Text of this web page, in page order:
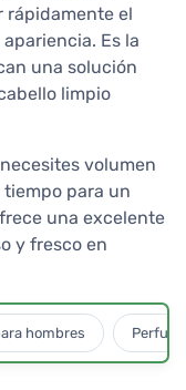
rápidamente el
Es la
una solución
limpio
volumen
para un
una excelente
y fresco en
hombres